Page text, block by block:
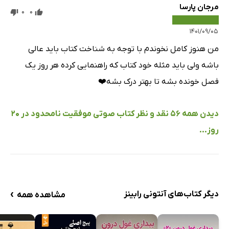
مرجان پارسا
۱۴۰۱/۰۹/۰۵
0
0
من هنوز کامل نخوندم با توجه به شناخت کتاب باید عالی
باشه ولی باید مثله خود کتاب که راهنمایی کرده هر روز یک
فصل خونده بشه تا بهتر درک بشه❤️
دیدن همه 56 نقد و نظر کتاب صوتی موفقیت نامحدود در 20
روز...
دیگر کتاب‌های آنتونی رابینز مشاهده همه ›